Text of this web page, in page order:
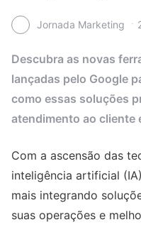
Jornada Marketing
Descubra as novas
lançadas pelo Google
como essas soluções
atendimento ao cliente
Com a ascensão das
inteligência artificial
mais integrando
suas operações e